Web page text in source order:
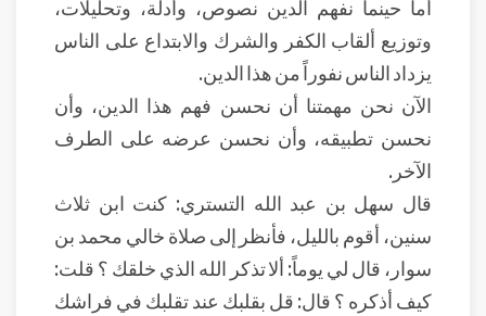
أما حينما نفهم الدين نصوص، وأدلة، وتحليلات،
وتوزيع ألقاب الكفر والشرك والابتداع على الناس
يزداد الناس نفوراً من هذا الدين.
الآن نحن مهمتنا أن نحسن فهم هذا الدين، وأن
نحسن تطبيقه، وأن نحسن عرضه على الطرف
الآخر.
قال سهل بن عبد الله التستري: كنت ابن ثلاث
سنين، أقوم بالليل، فأنظر إلى صلاة خالي محمد بن
سوار، قال لي يوماً: ألا تذكر الله الذي خلقك ؟ قلت:
كيف أذكره ؟ قال: قل بقلبك عند تقلبك في فراشك